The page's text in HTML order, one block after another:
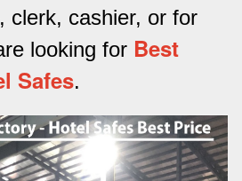
clerk, cashier, or for
looking for Best
Safes.